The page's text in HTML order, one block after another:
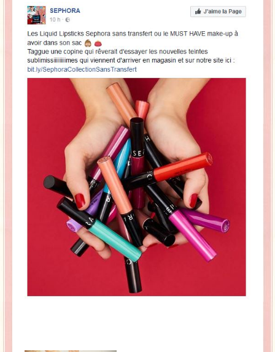
La Baleine se pomponne !
Ma période Weight Watchers